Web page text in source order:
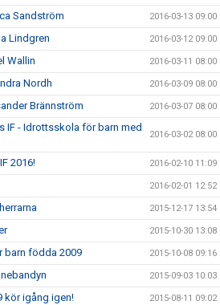
Sandström 2016-03-13 09:00
Lindgren 2016-03-12 09:00
Wallin 2016-03-11 08:00
Nordh 2016-03-09 08:00
Brännström 2016-03-07 08:00
IF - Idrottsskola för barn med
2016-03-02 08:00
2016! 2016-02-10 11:09
2016-02-01 12:52
2015-12-17 13:54
2015-10-30 13:08
barn födda 2009 2015-10-08 09:16
2015-09-03 10:03
kör igång igen! 2015-08-11 09:02